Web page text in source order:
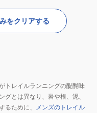
をクリアする
トレイルランニングの醍醐味
とは異なり、岩や根、泥、
るために、
メンズのトレイル